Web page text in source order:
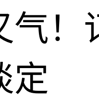
气！
定